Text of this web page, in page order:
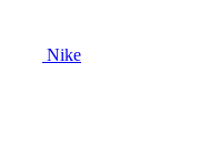
Nike